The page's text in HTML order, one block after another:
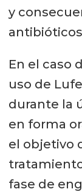
y
En el caso
uso de
durante la
en forma
el objetivo
fase de